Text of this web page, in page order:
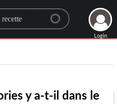
recipe
Login
y a-t-il dans le